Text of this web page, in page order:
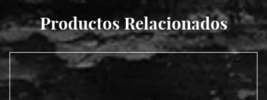
Productos Relacionados